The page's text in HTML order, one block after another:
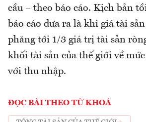
cầu – theo báo cáo. Kịch bản
báo cáo đưa ra là khi giá tài
phăng tới 1/3 giá trị tài sản
khối tài sản của thế giới về
với thu nhập.
ĐỌC BÀI THEO TỪ KHOÁ